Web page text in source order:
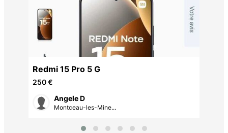
Redmi 15 Pro 5 G
250 €
Angele D
Montceau-les-Mine...